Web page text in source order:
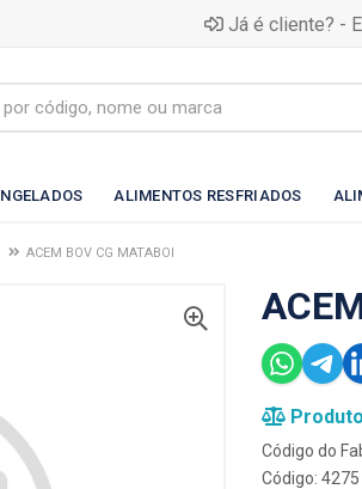
Já é cliente? -
ALIMENTOS RESFRIADOS
ACEM BOV CG MATABOI
Código do
Código: 4275